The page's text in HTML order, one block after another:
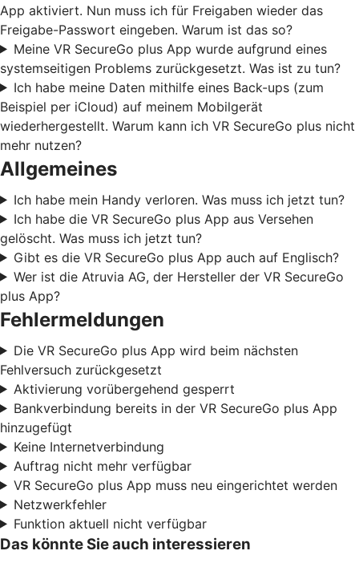
App aktiviert. Nun muss ich für Freigaben wieder das
Freigabe-Passwort eingeben. Warum ist das so?
Meine VR SecureGo plus App wurde aufgrund eines
systemseitigen Problems zurückgesetzt. Was ist zu tun?
Ich habe meine Daten mithilfe eines Back-ups (zum
Beispiel per iCloud) auf meinem Mobilgerät
wiederhergestellt. Warum kann ich VR SecureGo plus nicht
mehr nutzen?
Allgemeines
Ich habe mein Handy verloren. Was muss ich jetzt tun?
Ich habe die VR SecureGo plus App aus Versehen
gelöscht. Was muss ich jetzt tun?
Gibt es die VR SecureGo plus App auch auf Englisch?
Wer ist die Atruvia AG, der Hersteller der VR SecureGo
plus App?
Fehlermeldungen
Die VR SecureGo plus App wird beim nächsten
Fehlversuch zurückgesetzt
Aktivierung vorübergehend gesperrt
Bankverbindung bereits in der VR SecureGo plus App
hinzugefügt
Keine Internetverbindung
Auftrag nicht mehr verfügbar
VR SecureGo plus App muss neu eingerichtet werden
Netzwerkfehler
Funktion aktuell nicht verfügbar
Das könnte Sie auch interessieren